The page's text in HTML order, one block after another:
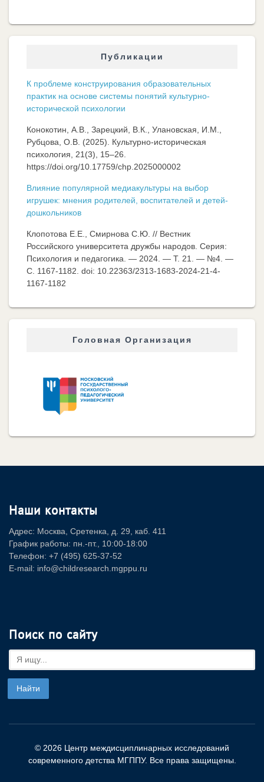
Публикации
К проблеме конструирования образовательных
практик на основе системы понятий культурно-
исторической психологии
Конокотин, А.В., Зарецкий, В.К., Улановская, И.М.,
Рубцова, О.В. (2025). Культурно-историческая
психология, 21(3), 15–26.
https://doi.org/10.17759/chp.2025000002
Влияние популярной медиакультуры на выбор
игрушек: мнения родителей, воспитателей и детей-
дошкольников
Клопотова Е.Е., Смирнова С.Ю. // Вестник
Российского университета дружбы народов. Серия:
Психология и педагогика. — 2024. — Т. 21. — №4. —
C. 1167-1182. doi: 10.22363/2313-1683-2024-21-4-
1167-1182
Головная Организация
Наши контакты
Адрес: Москва, Сретенка, д. 29, каб. 411
График работы: пн.-пт., 10:00-18:00
Телефон: +7 (495) 625-37-52
E-mail: info@childresearch.mgppu.ru
Поиск по сайту
© 2026 Центр междисциплинарных исследований
современного детства МГППУ. Все права защищены.